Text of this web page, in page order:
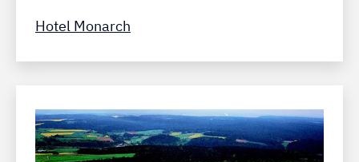
Hotel Monarch